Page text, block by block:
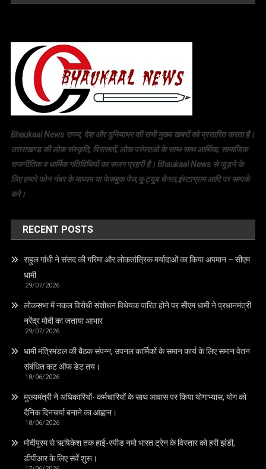
Bhaukaal News राज्य, देश और दुनियाभर की सभी मुख्य खबरों को प्रसारित करता है।
उत्तराखण्ड की लोक संस्कृति, विरासतों, लोक परंपराओ के साथ-साथ आर्थिक, सामाजिक
राजनीतिक व धार्मिक गतिविधियों का सजग प्रहरी है। Bhaukaal News से जुड़ने के
लिए हमारे फोन नंबर के माध्यम या फेसबुक पेज,यू-ट्यूब चैनल,इंस्टाग्राम आदि पर सम्पर्क
करे।
RECENT POSTS
राहुल गांधी ने संसद की गरिमा और लोकतांत्रिक मर्यादाओं का किया अपमान – सीएम
धामी
29/07/2026
लोकसभा में नकल विरोधी संशोधन विधेयक पारित होने पर सीएम धामी ने प्रधानमंत्री
नरेंद्र मोदी का जताया आभार
29/07/2026
धामी मंत्रिमंडल की बैठक संपन्न, उपनल कार्मिकों के समान कार्य के लिए समान वेतन
संबंधित कट ऑफ डेट तय।
18/06/2026
मुख्यमंत्री ने अधिकारियों- कर्मचारियों के साथ आवास पर किया योगाभ्यास, योग को
दैनिक दिनचर्या बनाने का आह्वान।
18/06/2026
मोदीपुरम से ऋषिकेश तक हाई‑स्पीड नमो भारत ट्रेन के विस्तार को हरी झंडी,
डीपीआर के लिए सर्वे शुरू।